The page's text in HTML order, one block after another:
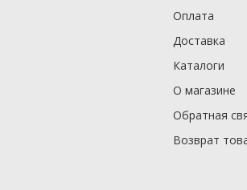
Оплата
Доставка
Каталоги
О магазине
Обратная
Возврат